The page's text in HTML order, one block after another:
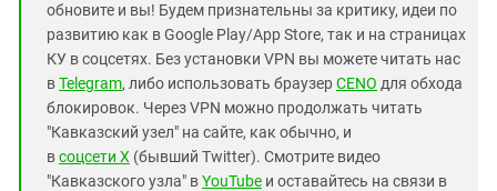
обновите и вы! Будем признательны за критику, идеи по
развитию как в Google Play/App Store, так и на страницах
КУ в соцсетях. Без установки VPN вы можете читать нас
вTelegram, либо использовать браузерCENO для обхода
блокировок. Через VPN можно продолжать читать
"Кавказский узел" на сайте, как обычно, и
всоцсети X (бывший Twitter). Смотрите видео
"Кавказского узла" вYouTube и оставайтесь на связи в